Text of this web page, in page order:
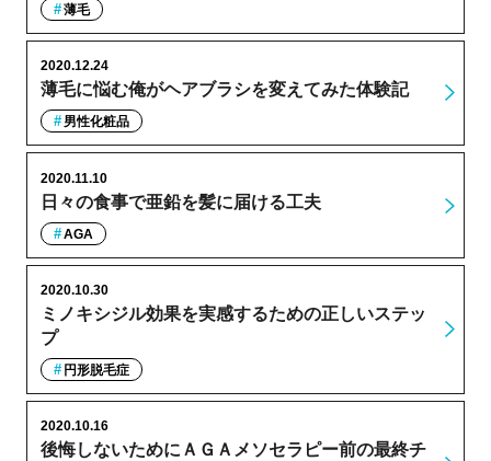
薄毛
薄毛に悩む俺がヘアブラシを変えてみた体験記
2020.12.24
男性化粧品
日々の食事で亜鉛を髪に届ける工夫
2020.11.10
AGA
ミノキシジル効果を実感するための正しいステッ
プ
2020.10.30
円形脱毛症
後悔しないためにＡＧＡメソセラピー前の最終チ
2020.10.16